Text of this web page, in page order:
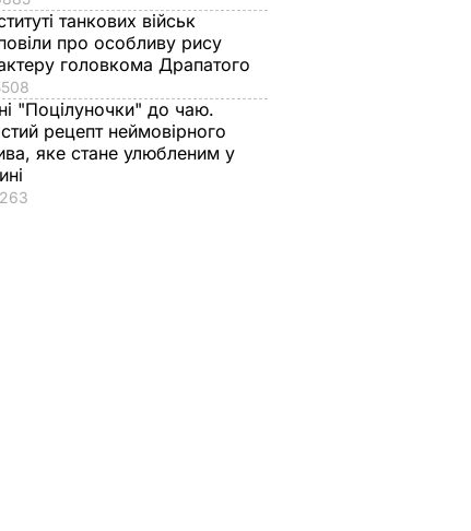
танкових військ
про особливу рису
головкома Драпатого
"Поцілуночки" до чаю.
рецепт неймовірного
яке стане улюбленим у